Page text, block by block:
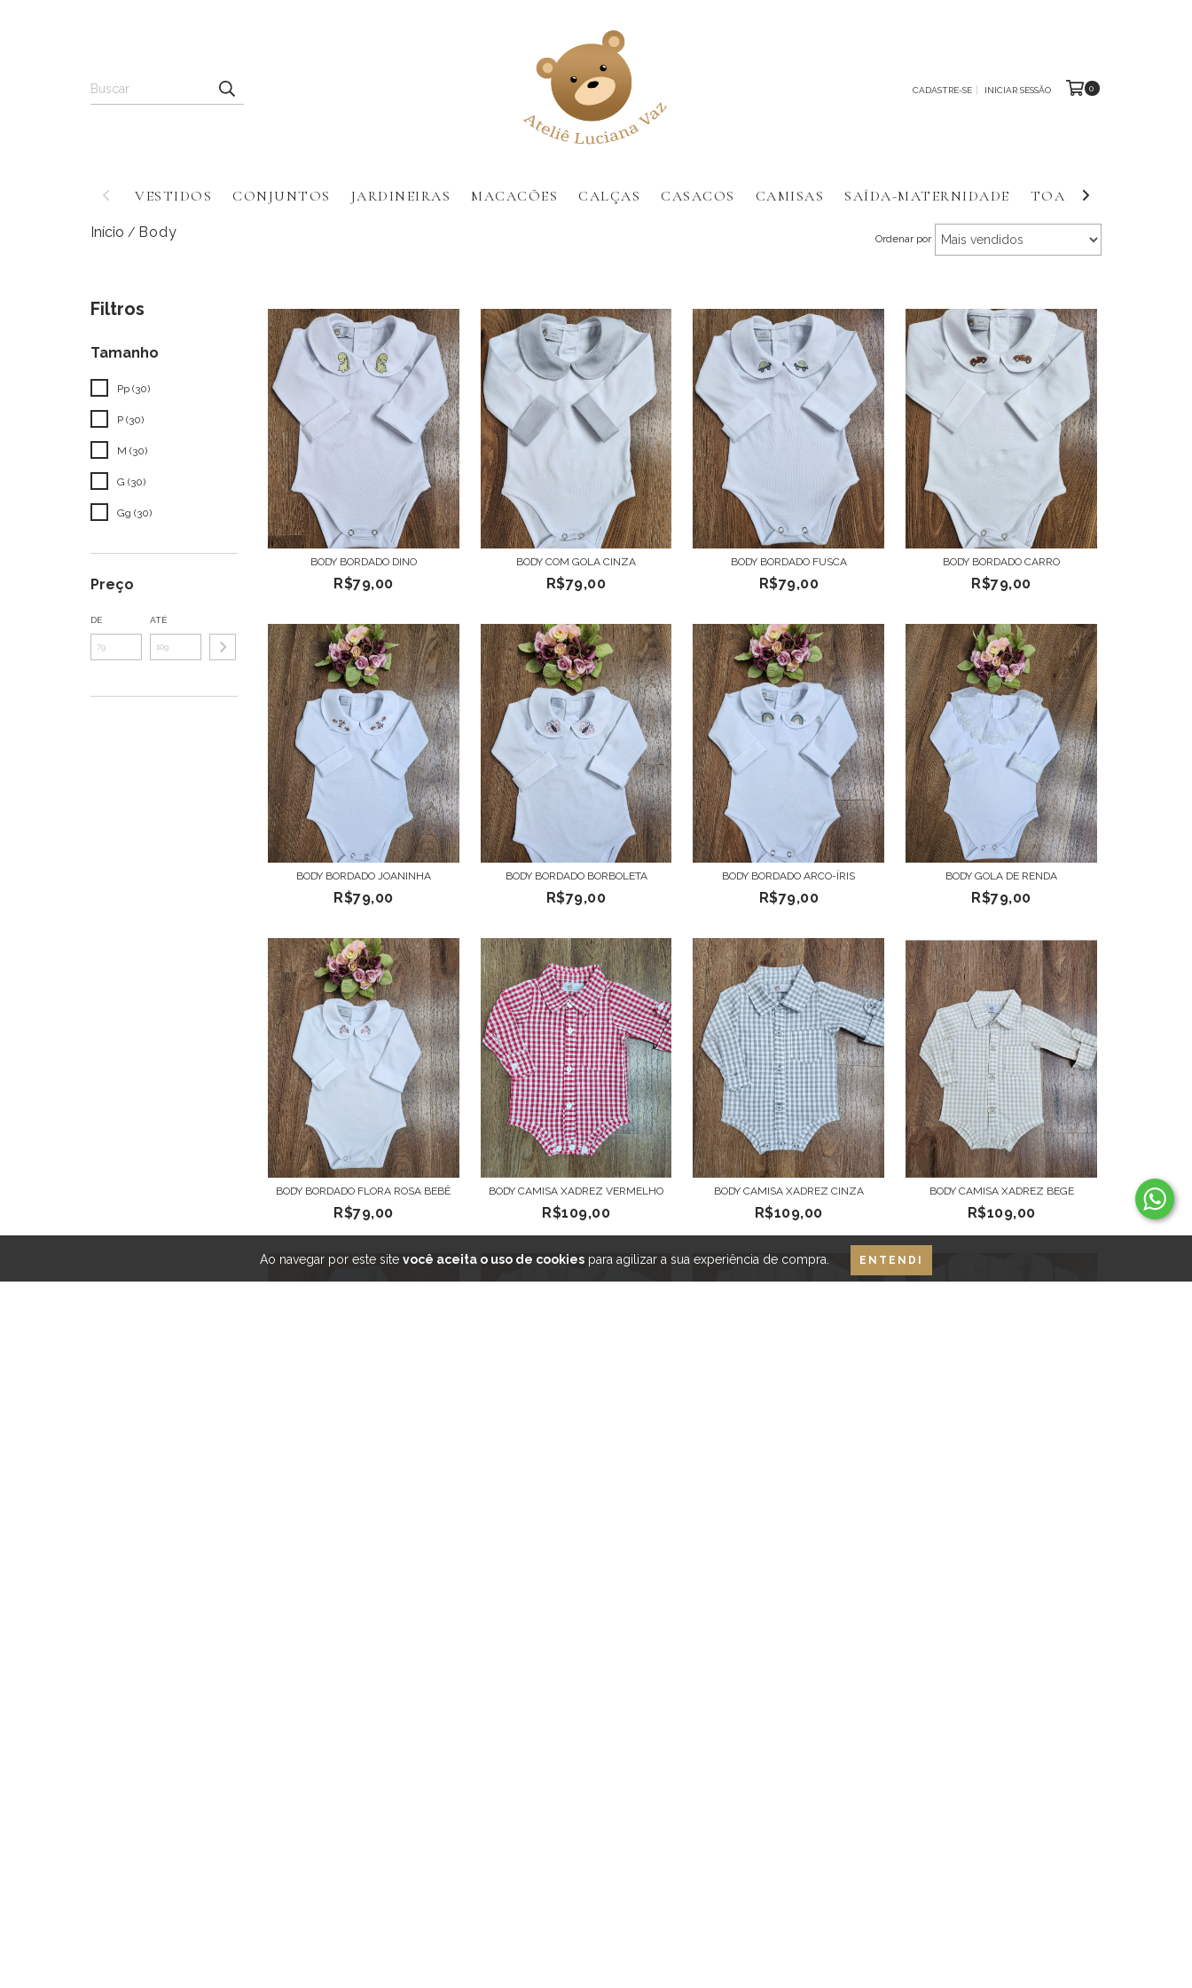
Ao navegar por este site você aceita o uso de cookies para agilizar a sua experiência de compra. ENTENDI
CADASTRE-SE INICIAR SESSÃO 0
VESTIDOS CONJUNTOS JARDINEIRAS MACACÕES CALÇAS CASACOS CAMISAS SAÍDA-MATERNIDADE TOALHAS E
Início / Body Ordenar por
Filtros
Tamanho
Pp (30)
P (30)
M (30)
G (30)
Gg (30)
Preço
DE ATÉ
BODY BORDADO DINO
R$79,00
BODY COM GOLA CINZA
R$79,00
BODY BORDADO FUSCA
R$79,00
BODY BORDADO CARRO
R$79,00
BODY BORDADO JOANINHA
R$79,00
BODY BORDADO BORBOLETA
R$79,00
BODY BORDADO ARCO-ÍRIS
R$79,00
BODY GOLA DE RENDA
R$79,00
BODY BORDADO FLORA ROSA BEBÊ
R$79,00
BODY CAMISA XADREZ VERMELHO
R$109,00
BODY CAMISA XADREZ CINZA
R$109,00
BODY CAMISA XADREZ BEGE
R$109,00